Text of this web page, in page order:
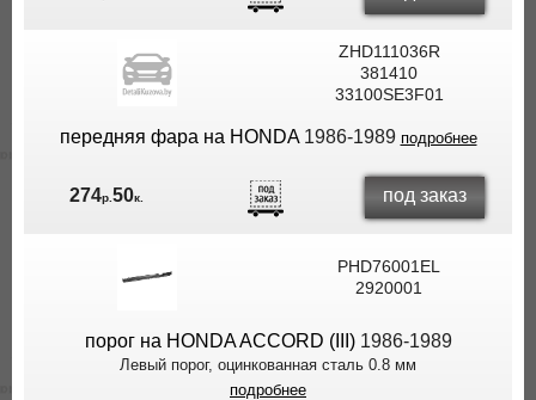
ZHD111036R
381410
33100SE3F01
передняя фара на HONDA 1986-1989 подробнее
274р. 50к. под заказ
PHD76001EL
2920001
порог на HONDA ACCORD (III)1986-1989
Левый порог, оцинкованная сталь 0.8 мм
подробнее